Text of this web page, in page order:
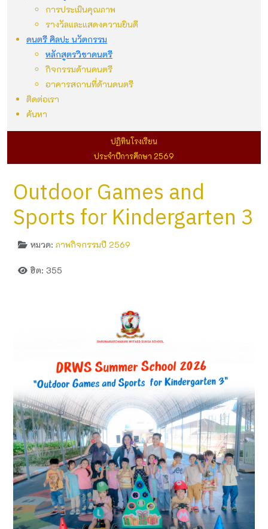
การประเมินคุณภาพ
รางวัลและแสดงความยินดี
ดนตรี ศิลปะ นวัตกรรม
หลักสูตรวิชาดนตรี
กิจกรรมด้านดนตรี
อาคารสถานที่ด้านดนตรี
ติดต่อเรา
ค้นหา
ปฏิทินโรงเรียน
ประจำปีการศึกษา 2569
Outdoor Games and
Sports for Kindergarten 3
หมวด: ภาพกิจกรรมปี 2569
ฮิต: 355